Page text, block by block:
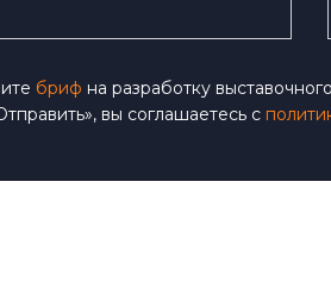
бриф на разработку
вы соглашаетесь с